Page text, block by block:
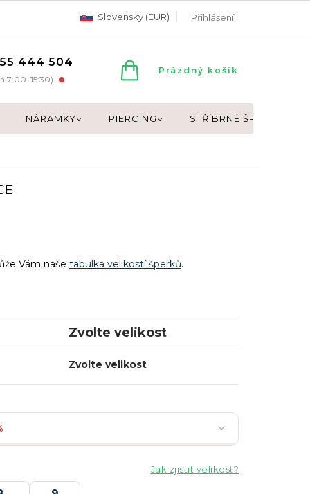
Slovensky (EUR) Přihlášení
444 504
7:00–15:30)
NÁKUPNÍ
Prázdný košík
NÁRAMKY PIERCING STŘÍBRNÉ ŠPERKY
Vám naše tabulka velikostí šperků.
Zvolte velikost
Zvolte velikost
Jak zjistit velikost?